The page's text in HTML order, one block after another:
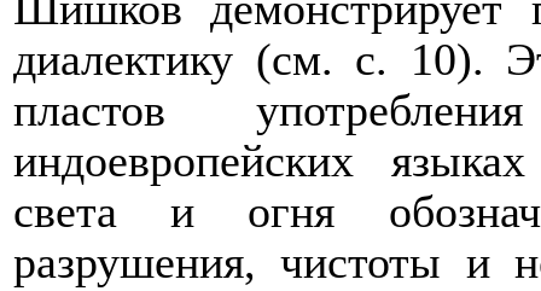
диалектику (см. с. 10).
пластов
индоевропейских
света и огня
разрушения, чистоты и